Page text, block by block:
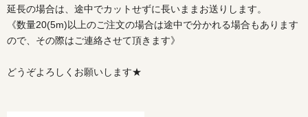
延長の場合は、途中でカットせずに長いままお送りします。
《数量20(5m)以上のご注文の場合は途中で分かれる場合もあります
ので、その際はご連絡させて頂きます》
どうぞよろしくお願いします★